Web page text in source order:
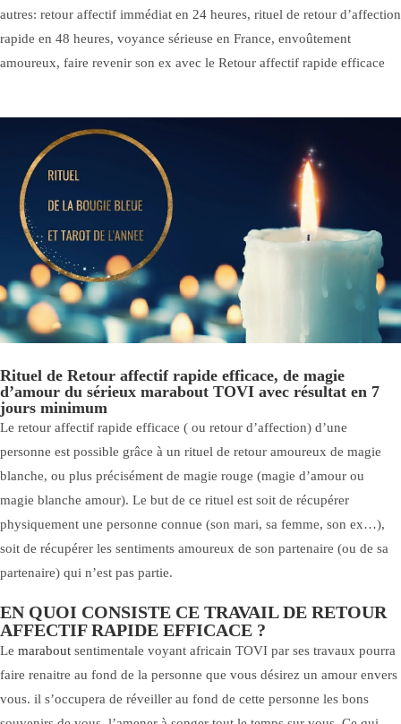
autres: retour affectif immédiat en 24 heures, rituel de retour d’affection
rapide en 48 heures, voyance sérieuse en France, envoûtement
amoureux, faire revenir son ex avec le Retour affectif rapide efficace
Rituel de Retour affectif rapide efficace, de magie
d’amour du sérieux marabout TOVI avec résultat en 7
jours minimum
Le retour affectif rapide efficace ( ou retour d’affection) d’une
personne est possible grâce à un rituel de retour amoureux de magie
blanche, ou plus précisément de magie rouge (magie d’amour ou
magie blanche amour). Le but de ce rituel est soit de récupérer
physiquement une personne connue (son mari, sa femme, son ex…),
soit de récupérer les sentiments amoureux de son partenaire (ou de sa
partenaire) qui n’est pas partie.
EN QUOI CONSISTE CE TRAVAIL DE RETOUR
AFFECTIF RAPIDE EFFICACE ?
Le marabout sentimentale voyant africain TOVI par ses travaux pourra
faire renaitre au fond de la personne que vous désirez un amour envers
vous. il s’occupera de réveiller au fond de cette personne les bons